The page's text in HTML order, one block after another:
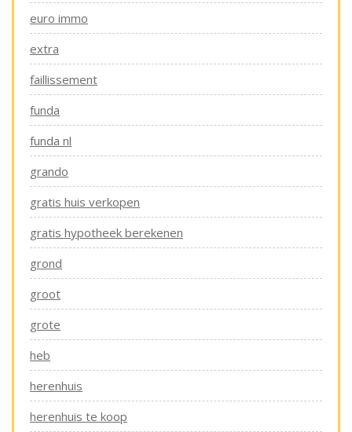
euro immo
extra
faillissement
funda
funda nl
grando
gratis huis verkopen
gratis hypotheek berekenen
grond
groot
grote
heb
herenhuis
herenhuis te koop